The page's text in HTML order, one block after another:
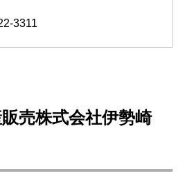
3311
売株式会社伊勢崎